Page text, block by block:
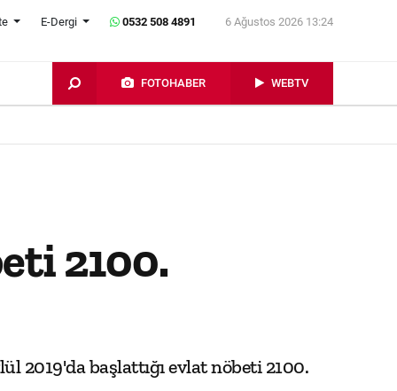
E-Dergi 0532 508 4891 6 Ağustos 2026 13:24
FOTOHABER WEBTV
2100.
2019'da başlattığı evlat nöbeti 2100.